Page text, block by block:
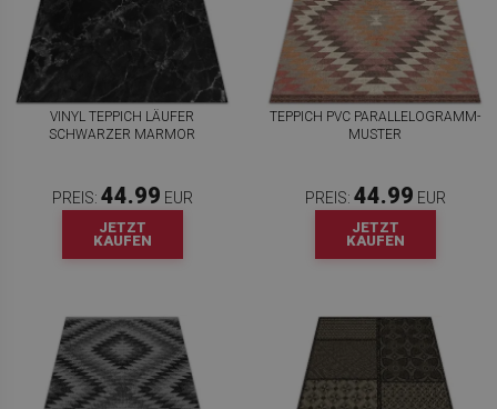
VINYL TEPPICH LÄUFER
SCHWARZER MARMOR
PREIS: 44.99 EUR
JETZT
KAUFEN
TEPPICH PVC PARALLELOGRAMM-
MUSTER
PREIS: 44.99 EUR
JETZT
KAUFEN